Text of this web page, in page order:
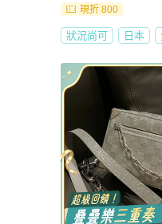
現折 800
狀況尚可 日本